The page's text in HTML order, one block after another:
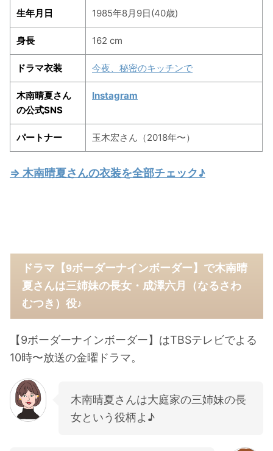
生年月日 1985年8月9日(40歳)
身長 162 cm
ドラマ衣装 今夜、秘密のキッチンで
木南晴夏さん
の公式SNS
Instagram
パートナー 玉木宏さん（2018年〜）
⇒ 木南晴夏さんの衣装を全部チェック♪
ドラマ【9ボーダーナインボーダー】で木南晴
夏さんは三姉妹の長女・成澤六月（なるさわ
むつき）役♪
【9ボーダーナインボーダー】はTBSテレビでよる
10時〜放送の金曜ドラマ。
木南晴夏さんは大庭家の三姉妹の長
女という役柄よ♪